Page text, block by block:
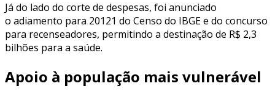
Já do lado do corte de despesas, foi anunciado
o adiamento para 20121 do Censo do IBGE e do concurso
para recenseadores, permitindo a destinação de R$ 2,3
bilhões para a saúde.
Apoio à população mais vulnerável